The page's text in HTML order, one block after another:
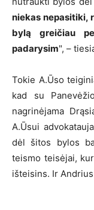
niekas nepasitiki,
bylą greičiau
padarysim", –
Tokie A.Ūso
kad su
nagrinėjama
A.Ūsui
dėl šitos bylos
teismo teisėjai,
išteisins. Ir